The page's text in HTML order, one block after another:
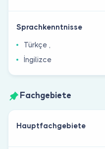
Sprachkenntnisse
Türkçe ,
İngilizce
Fachgebiete
Hauptfachgebiete